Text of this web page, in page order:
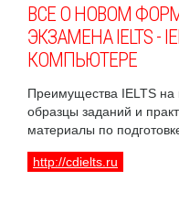
ВСЕ О НОВОМ
ЭКЗАМЕНА IELTS -
КОМПЬЮТЕРЕ
Преимущества IELTS на
образцы заданий и
материалы по
http://cdielts.ru